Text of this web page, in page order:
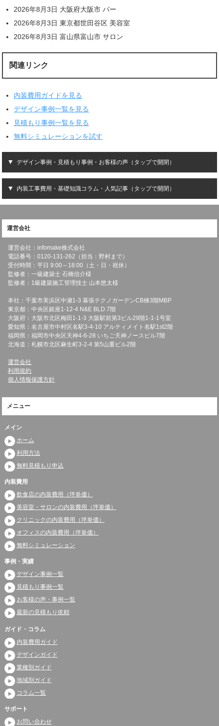
2026年8月3日 大阪府大阪市 バー
2026年8月3日 東京都世田谷区 美容室
2026年8月3日 富山県富山市 サロン
関連リンク
内装費用ガイドを見る
デザイン事例一覧を見る
見積もり事例一覧を見る
無料シミュレーションを試す
デザイン事例・見積もり事例・お客様の声（タップで開閉）
内装工事費用・基礎知識コラム・人気記事（タップで開閉）
運営会社
運営会社：infomake株式会社
電話番号：0120-131-262（担当：野村まで）
受付時間：平日 9:00～18:00（土・日・祝休）
監修者：一級建築士 石橋信介様
監修者：1級建築施工管理技士 山本悠太様
本社：千葉市美浜区中瀬1-3 幕張テクノガーデンCB棟3階MBP
東京都：中央区銀座1-12-4 N&E BLD.7階
大阪府：大阪市北区梅田1-1-3 大阪駅前第3ビル29階1-1-1号室
愛知県：名古屋市中村区名駅3-4-10 アルティメイト名駅1st2階
福岡県：福岡市中央区天神4-6-28 いちご天神ノースビル7階
北海道：札幌市北区麻生町3-2-4 第5山重ビル2階
運営会社
利用規約
個人情報保護方針
メニュー
メイン
ホーム
利用方法
無料見積もり申込
内装費用
飲食店の内装費用（坪単価）
美容室・サロンの内装費用（坪単価）
クリニックの内装費用（坪単価）
オフィスの内装費用（坪単価）
無料シミュレーション
事例・実績
デザイン事例一覧
見積もり事例一覧
お客様の声・事例一覧
最新の見積もり依頼
ガイド・コラム
内装費用ガイド
デザインガイド
業種別ガイド
地域別ガイド
コラム一覧
サポート
お問い合わせ